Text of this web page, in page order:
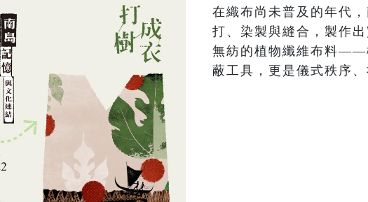
在織布尚未普及的年代
打、染製與縫合，製作
無紡的植物纖維布料——
蔽工具，更是儀式秩序